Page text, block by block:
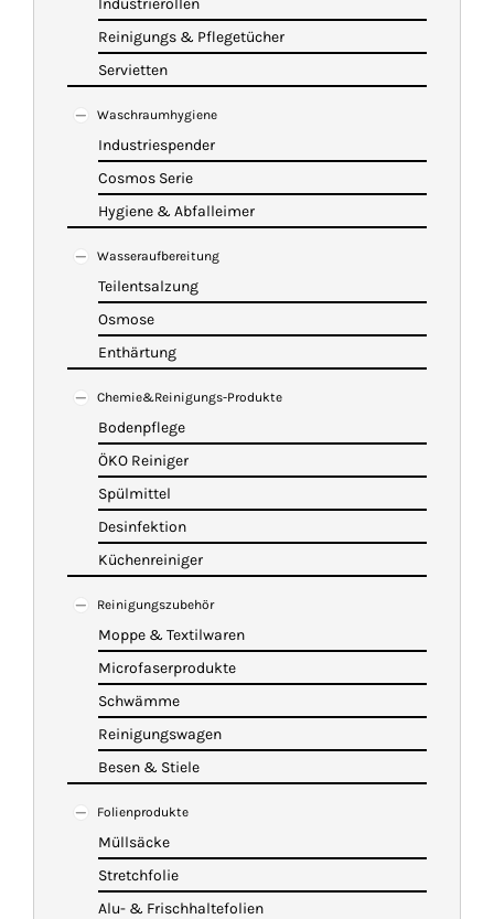
Industrierollen
Reinigungs & Pflegetücher
Servietten
Waschraumhygiene
Industriespender
Cosmos Serie
Hygiene & Abfalleimer
Wasseraufbereitung
Teilentsalzung
Osmose
Enthärtung
Chemie&Reinigungs-Produkte
Bodenpflege
ÖKO Reiniger
Spülmittel
Desinfektion
Küchenreiniger
Reinigungszubehör
Moppe & Textilwaren
Microfaserprodukte
Schwämme
Reinigungswagen
Besen & Stiele
Folienprodukte
Müllsäcke
Stretchfolie
Alu- & Frischhaltefolien